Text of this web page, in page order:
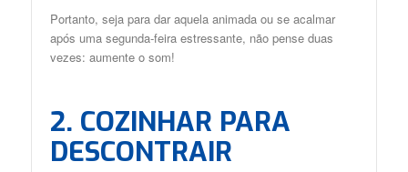
Portanto, seja para dar aquela animada ou se acalmar
após uma segunda-feira estressante, não pense duas
vezes: aumente o som!
2. COZINHAR PARA
DESCONTRAIR